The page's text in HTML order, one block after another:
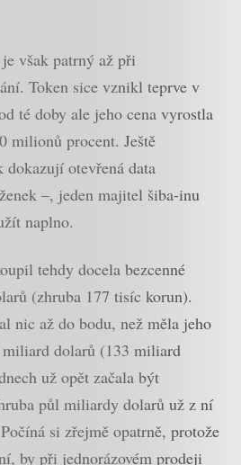
však patrný až při
Token sice vznikl teprve v
té doby ale jeho cena vyrostla
milionů procent. Ještě
otevřená data
–, jeden majitel šiba-inu
naplno.
tehdy docela bezcenné
(zhruba 177 tisíc korun).
nic až do bodu, než měla jeho
miliard dolarů (133 miliard
už opět začala být
půl miliardy dolarů už z ní
si zřejmě opatrně, protože
by při jednorázovém prodeji